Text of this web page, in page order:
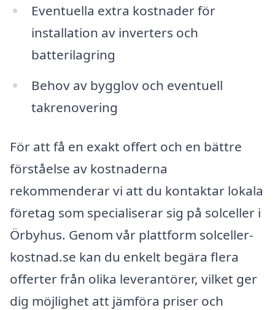
Eventuella extra kostnader för
installation av inverters och
batterilagring
Behov av bygglov och eventuell
takrenovering
För att få en exakt offert och en bättre
förståelse av kostnaderna
rekommenderar vi att du kontaktar lokala
företag som specialiserar sig på solceller i
Örbyhus. Genom vår plattform solceller-
kostnad.se kan du enkelt begära flera
offerter från olika leverantörer, vilket ger
dig möjlighet att jämföra priser och